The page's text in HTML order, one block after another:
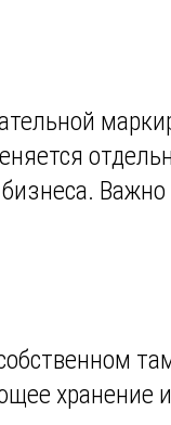
Важно
хранение